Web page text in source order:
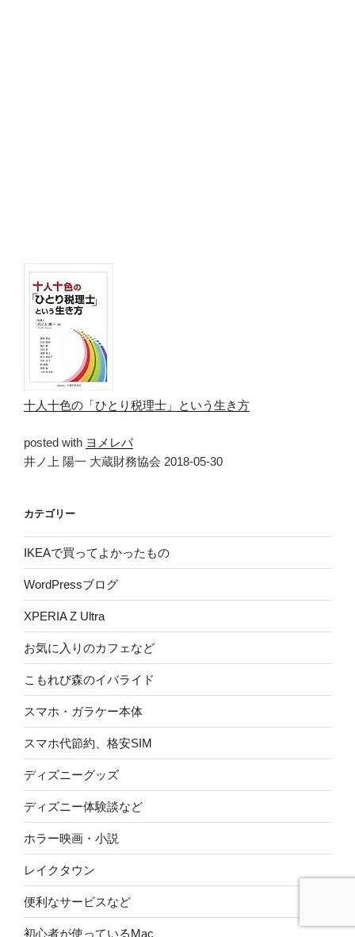
十人十色の「ひとり税理士」という生き方
posted with ヨメレバ
井ノ上 陽一 大蔵財務協会 2018-05-30
カテゴリー
IKEAで買ってよかったもの
WordPressブログ
XPERIA Z Ultra
お気に入りのカフェなど
こもれび森のイバライド
スマホ・ガラケー本体
スマホ代節約、格安SIM
ディズニーグッズ
ディズニー体験談など
ホラー映画・小説
レイクタウン
便利なサービスなど
初心者が使っているMac